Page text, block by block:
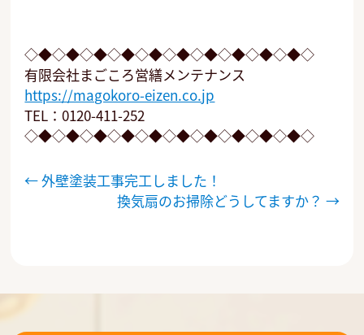
◇◆◇◆◇◆◇◆◇◆◇◆◇◆◇◆◇◆◇◆◇
有限会社まごころ営繕メンテナンス
https://magokoro-eizen.co.jp
TEL：0120-411-252
◇◆◇◆◇◆◇◆◇◆◇◆◇◆◇◆◇◆◇◆◇
稿
←外壁塗装工事完工しました！
換気扇のお掃除どうしてますか？ →